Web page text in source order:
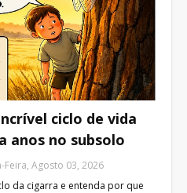
ciclo de vida
anos no subsolo
Feira, Agosto 03, 2026
da cigarra e entenda por que